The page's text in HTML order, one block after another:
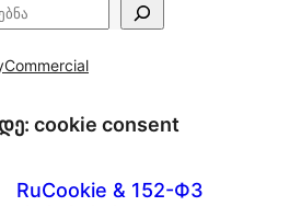
Commercial
cookie consent
RuCookie & 152-ФЗ